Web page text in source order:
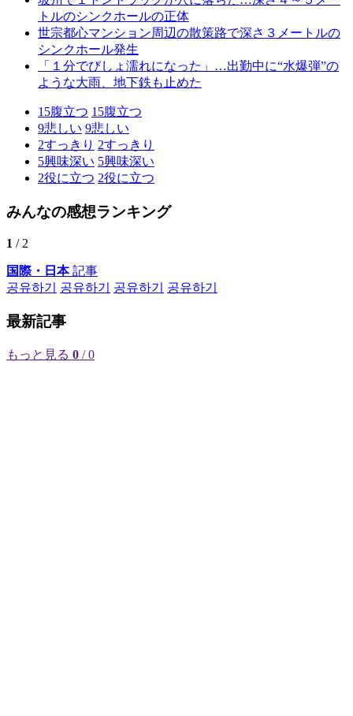
トルのシンクホールの正体
世宗都心マンション周辺の散策路で深さ３メートルの
シンクホール発生
「１分でびしょ濡れになった」…出勤中に“水爆弾”の
ような大雨、地下鉄も止めた
15腹立つ 15腹立つ
9悲しい 9悲しい
2すっきり 2すっきり
5興味深い 5興味深い
2役に立つ 2役に立つ
みんなの感想ランキング
1 / 2
国際・日本記事
공유하기
공유하기 공유하기 공유하기
最新記事
もっと見る 0 / 0